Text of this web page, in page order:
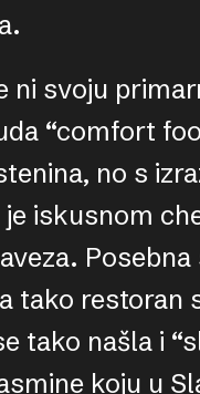
ni svoju
“comfort
no s
iskusnom
tako restoran
tako našla i
koju u